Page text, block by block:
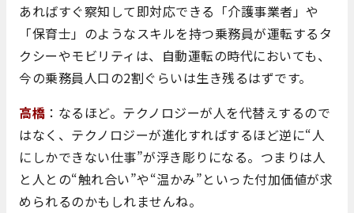
あればすぐ察知して即対応できる「介護事業者」や
「保育士」のようなスキルを持つ乗務員が運転するタ
クシーやモビリティは、自動運転の時代においても、
今の乗務員人口の2割ぐらいは生き残るはずです。
高橋 ：なるほど。テクノロジーが人を代替えするので
はなく、テクノロジーが進化すればするほど逆に“人
にしかできない仕事”が浮き彫りになる。つまりは人
と人との“触れ合い”や“温かみ”といった付加価値が求
められるのかもしれませんね。